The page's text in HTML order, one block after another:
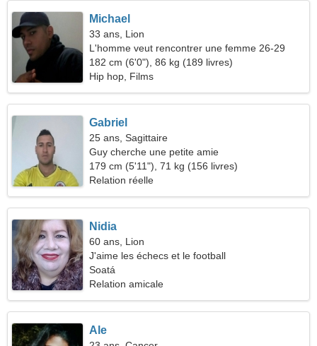
Michael
33 ans, Lion
L'homme veut rencontrer une femme 26-29
182 cm (6'0"), 86 kg (189 livres)
Hip hop, Films
Gabriel
25 ans, Sagittaire
Guy cherche une petite amie
179 cm (5'11"), 71 kg (156 livres)
Relation réelle
Nidia
60 ans, Lion
J'aime les échecs et le football
Soatá
Relation amicale
Ale